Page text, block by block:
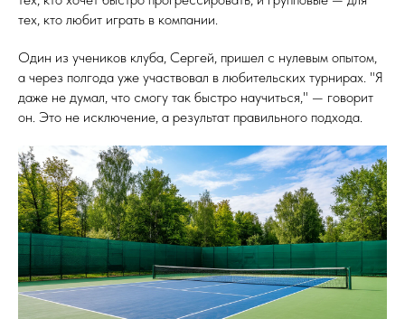
тех, кто любит играть в компании.
Один из учеников клуба, Сергей, пришел с нулевым опытом,
а через полгода уже участвовал в любительских турнирах. "Я
даже не думал, что смогу так быстро научиться," — говорит
он. Это не исключение, а результат правильного подхода.